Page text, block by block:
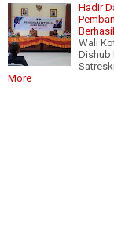
Hadir
Berhasil
Wali
Dishub
More